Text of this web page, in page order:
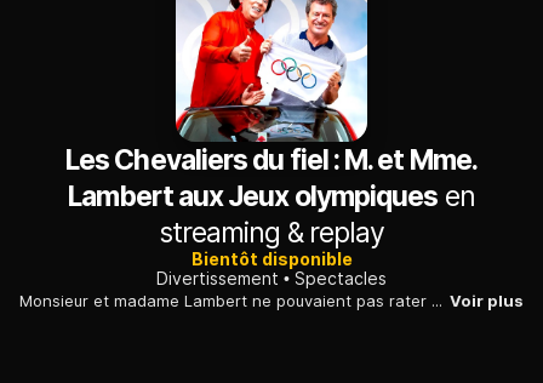
Les Chevaliers du fiel : M. et Mme.
Lambert aux Jeux olympiques en
streaming & replay
Bientôt disponible
Divertissement
Spectacles
Monsieur et madame Lambert ne pouvaient pas rater cet événement mondial que sont les Jeux olympiques, dont l'édition 2024 se déroule sur le sol français. Le rêve de Martine est d'assister à l'épreuve de gymnastique rythmique. Ils louent un appartement via Airbnb, ils achètent des billets en ligne, mais lorsqu'ils arrivent à Paris, la galère commence. Les Lambert vivront-ils une aventure unique et hilarante ? Les Chevaliers du fiel s'en donnent à coeur joie en conviant leur couple emblématique à l'événement sportif de 2024. Voir plus